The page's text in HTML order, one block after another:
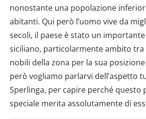
nonostante una popolazione
abitanti. Qui però l’uomo vive da
secoli, il paese è stato un
siciliano, particolarmente ambito tra
nobili della zona per la sua
però vogliamo parlarvi dell’aspetto
Sperlinga, per capire perché questo
speciale merita assolutamente di